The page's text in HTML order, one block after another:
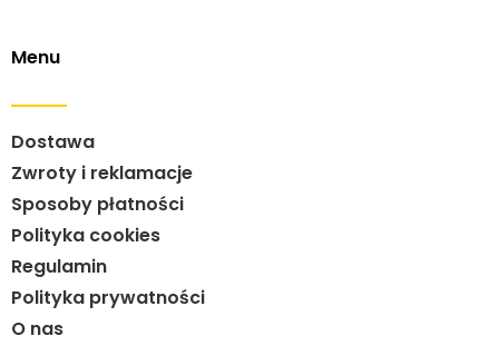
Menu
Dostawa
Zwroty i reklamacje
Sposoby płatności
Polityka cookies
Regulamin
Polityka prywatności
O nas